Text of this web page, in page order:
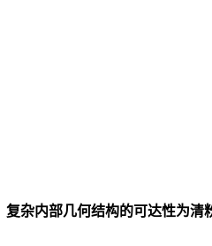
复杂内部几何结构的可达性为清